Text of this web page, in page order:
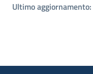
Ultimo aggiornamento: